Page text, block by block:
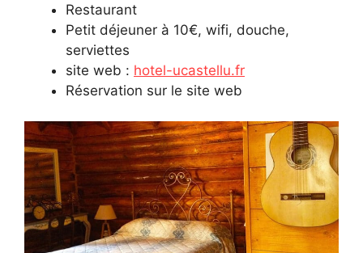
Restaurant
Petit déjeuner à 10€, wifi, douche,
serviettes
site web : hotel-ucastellu.fr
Réservation sur le site web